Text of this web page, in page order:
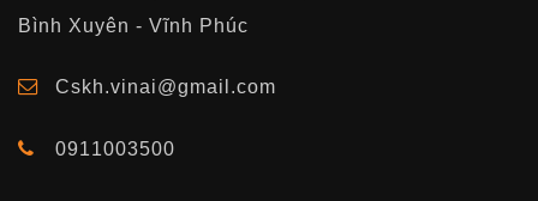
Bình Xuyên - Vĩnh Phúc
Cskh.vinai@gmail.com
0911003500